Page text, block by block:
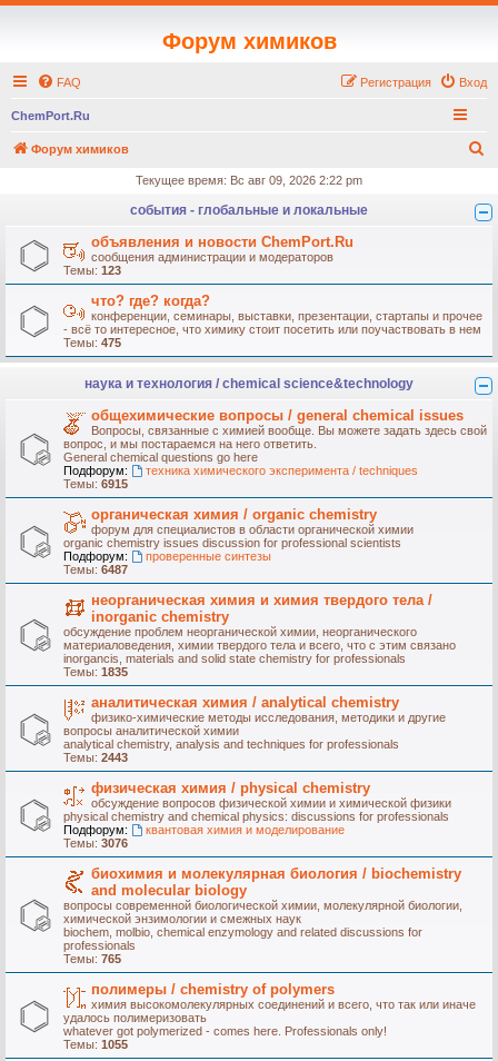
Форум химиков
FAQ Вход
Регистрация
ChemPort.Ru
Форум химиков
и
Текущее время: Вс авг 09, 2026 2:22 pm
события - глобальные и локальные
объявления и новости ChemPort.Ru
сообщения администрации и модераторов
Темы: 123
что? где? когда?
конференции, семинары, выставки, презентации, стартапы и прочее
- всё то интересное, что химику стоит посетить или поучаствовать в нем
Темы: 475
наука и технология / chemical science&technology
общехимические вопросы / general chemical issues
Вопросы, связанные с химией вообще. Вы можете задать здесь свой
вопрос, и мы постараемся на него ответить.
General chemical questions go here
Подфорум:
техника химического эксперимента / techniques
Темы: 6915
органическая химия / organic chemistry
форум для специалистов в области органической химии
organic chemistry issues discussion for professional scientists
Подфорум:
проверенные синтезы
Темы: 6487
неорганическая химия и химия твердого тела /
inorganic chemistry
обсуждение проблем неорганической химии, неорганического
материаловедения, химии твердого тела и всего, что с этим связано
inorgancis, materials and solid state chemistry for professionals
Темы: 1835
аналитическая химия / analytical chemistry
физико-химические методы исследования, методики и другие
вопросы аналитической химии
analytical chemistry, analysis and techniques for professionals
Темы: 2443
физическая химия / physical chemistry
обсуждение вопросов физической химии и химической физики
physical chemistry and chemical physics: discussions for professionals
Подфорум:
квантовая химия и моделирование
Темы: 3076
биохимия и молекулярная биология / biochemistry
and molecular biology
вопросы современной биологической химии, молекулярной биологии,
химической энзимологии и смежных наук
biochem, molbio, chemical enzymology and related discussions for
professionals
Темы: 765
полимеры / chemistry of polymers
химия высокомолекулярных соединений и всего, что так или иначе
удалось полимеризовать
whatever got polymerized - comes here. Professionals only!
Темы: 1055